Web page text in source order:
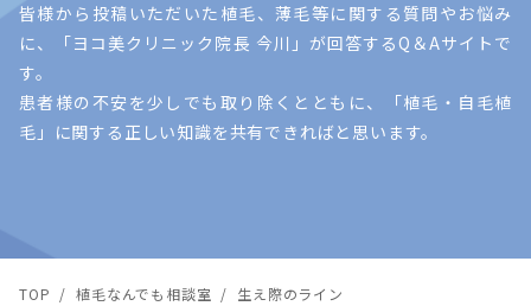
皆様から投稿いただいた植⽑、薄⽑等に関する質問やお悩み
に、「ヨコ美クリニック院⻑ 今川」が回答するQ＆Aサイトで
す。
患者様の不安を少しでも取り除くとともに、「植⽑・⾃⽑植
⽑」に関する正しい知識を共有できればと思います。
TOP / 植毛なんでも相談室 / 生え際のライン